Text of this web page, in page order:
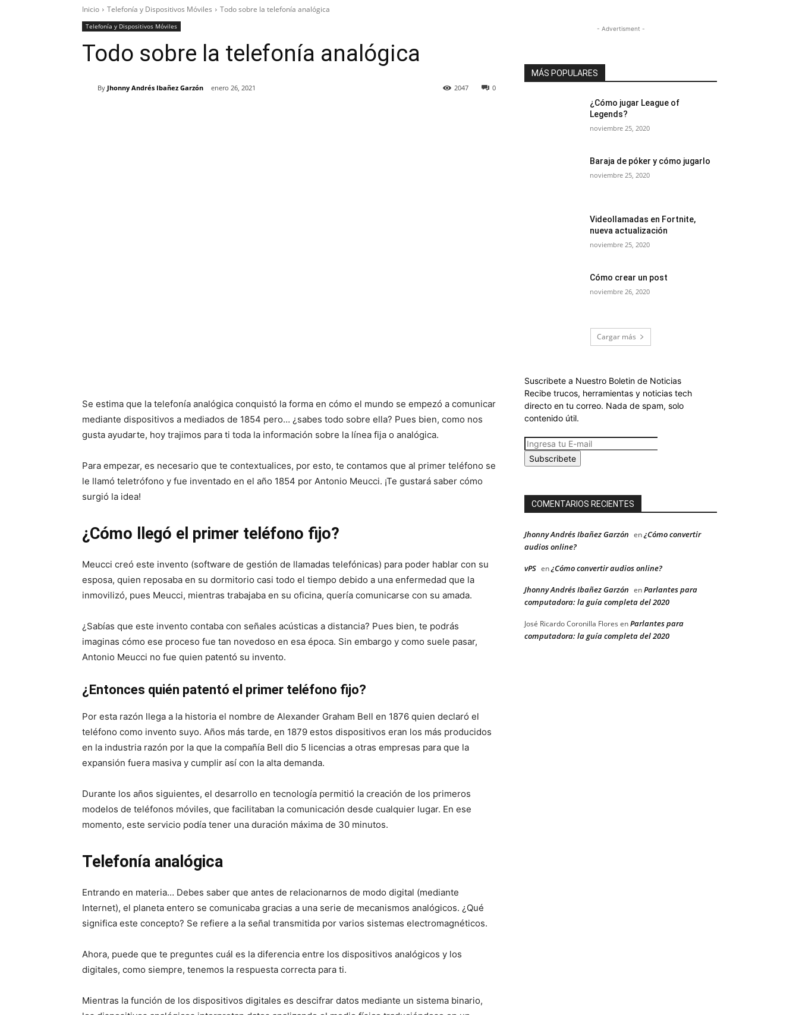
Inicio Telefonía y Dispositivos Móviles Todo sobre la telefonía analógica
Telefonía y Dispositivos Móviles
Todo sobre la telefonía analógica
By Jhonny Andrés Ibañez Garzón enero 26, 2021 0
2047
Se estima que la telefonía analógica conquistó la forma en cómo el mundo se empezó a comunicar
mediante dispositivos a mediados de 1854 pero… ¿sabes todo sobre ella? Pues bien, como nos
gusta ayudarte, hoy trajimos para ti toda la información sobre la línea fija o analógica.
Para empezar, es necesario que te contextualices, por esto, te contamos que al primer teléfono se
le llamó teletrófono y fue inventado en el año 1854 por Antonio Meucci. ¡Te gustará saber cómo
surgió la idea!
¿Cómo llegó el primer teléfono fijo?
Meucci creó este invento (software de gestión de llamadas telefónicas) para poder hablar con su
esposa, quien reposaba en su dormitorio casi todo el tiempo debido a una enfermedad que la
inmovilizó, pues Meucci, mientras trabajaba en su oficina, quería comunicarse con su amada.
¿Sabías que este invento contaba con señales acústicas a distancia? Pues bien, te podrás
imaginas cómo ese proceso fue tan novedoso en esa época. Sin embargo y como suele pasar,
Antonio Meucci no fue quien patentó su invento.
¿Entonces quién patentó el primer teléfono fijo?
Por esta razón llega a la historia el nombre de Alexander Graham Bell en 1876 quien declaró el
teléfono como invento suyo. Años más tarde, en 1879 estos dispositivos eran los más producidos
en la industria razón por la que la compañía Bell dio 5 licencias a otras empresas para que la
expansión fuera masiva y cumplir así con la alta demanda.
Durante los años siguientes, el desarrollo en tecnología permitió la creación de los primeros
modelos de teléfonos móviles, que facilitaban la comunicación desde cualquier lugar. En ese
momento, este servicio podía tener una duración máxima de 30 minutos.
Telefonía analógica
Entrando en materia… Debes saber que antes de relacionarnos de modo digital (mediante
Internet), el planeta entero se comunicaba gracias a una serie de mecanismos analógicos. ¿Qué
significa este concepto? Se refiere a la señal transmitida por varios sistemas electromagnéticos.
Ahora, puede que te preguntes cuál es la diferencia entre los dispositivos analógicos y los
digitales, como siempre, tenemos la respuesta correcta para ti.
Mientras la función de los dispositivos digitales es descifrar datos mediante un sistema binario,
- Advertisment -
MÁS POPULARES
¿Cómo jugar League of
Legends?
noviembre 25, 2020
Baraja de póker y cómo jugarlo
noviembre 25, 2020
Videollamadas en Fortnite,
nueva actualización
noviembre 25, 2020
Cómo crear un post
noviembre 26, 2020
Cargar más
Suscribete a Nuestro Boletin de Noticias
Recibe trucos, herramientas y noticias tech
directo en tu correo. Nada de spam, solo
contenido útil.
Subscribete
COMENTARIOS RECIENTES
Jhonny Andrés Ibañez Garzón en¿Cómo convertir
audios online?
vPS en¿Cómo convertir audios online?
Jhonny Andrés Ibañez Garzón enParlantes para
computadora: la guía completa del 2020
José Ricardo Coronilla Flores enParlantes para
computadora: la guía completa del 2020